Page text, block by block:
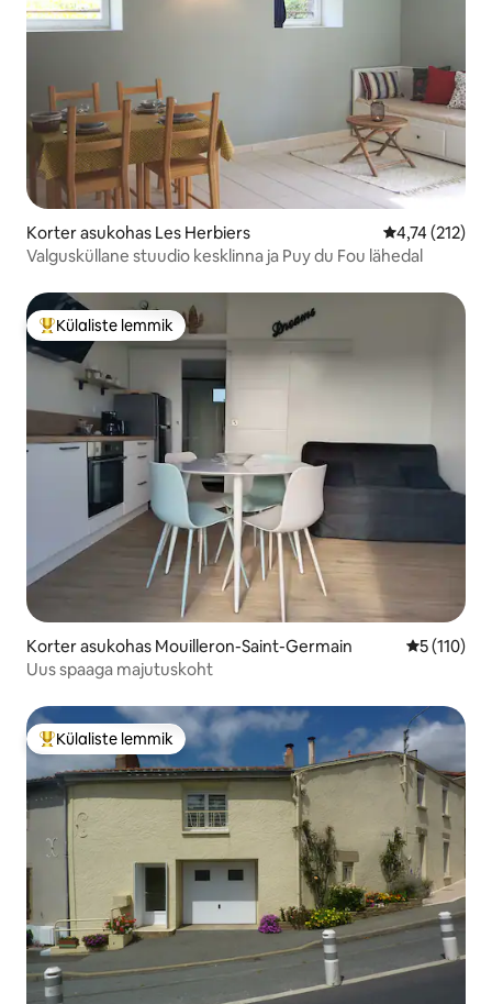
Korter asukohas Les Herbiers Keskmine
4,74 (212)
Valgusküllane stuudio kesklinna ja Puy du Fou lähedal
Külaliste suur lemmik
Külaliste lemmik
Korter asukohas Mouilleron-Saint-Germain Keskmine
5 (110)
Uus spaaga majutuskoht
Külaliste suur lemmik
Külaliste lemmik